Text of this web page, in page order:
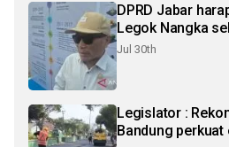
DPRD Jabar
Legok Nangka
Jul 30th
Legislator : Rekonstruksi Jalan Soreang-
Bandung perkuat